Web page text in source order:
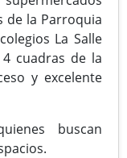
de la Parroquia
La Salle
cuadras de la
y excelente
buscan